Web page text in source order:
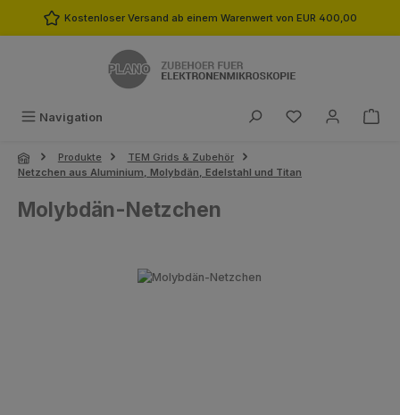
Zum Hauptinhalt springen
Kostenloser Versand ab einem Warenwert von EUR 400,00
Navigation Du hast 0
Produkte
TEM Grids & Zubehör
Netzchen aus Aluminium, Molybdän, Edelstahl und Titan
Molybdän-Netzchen
Bildergalerie überspringen